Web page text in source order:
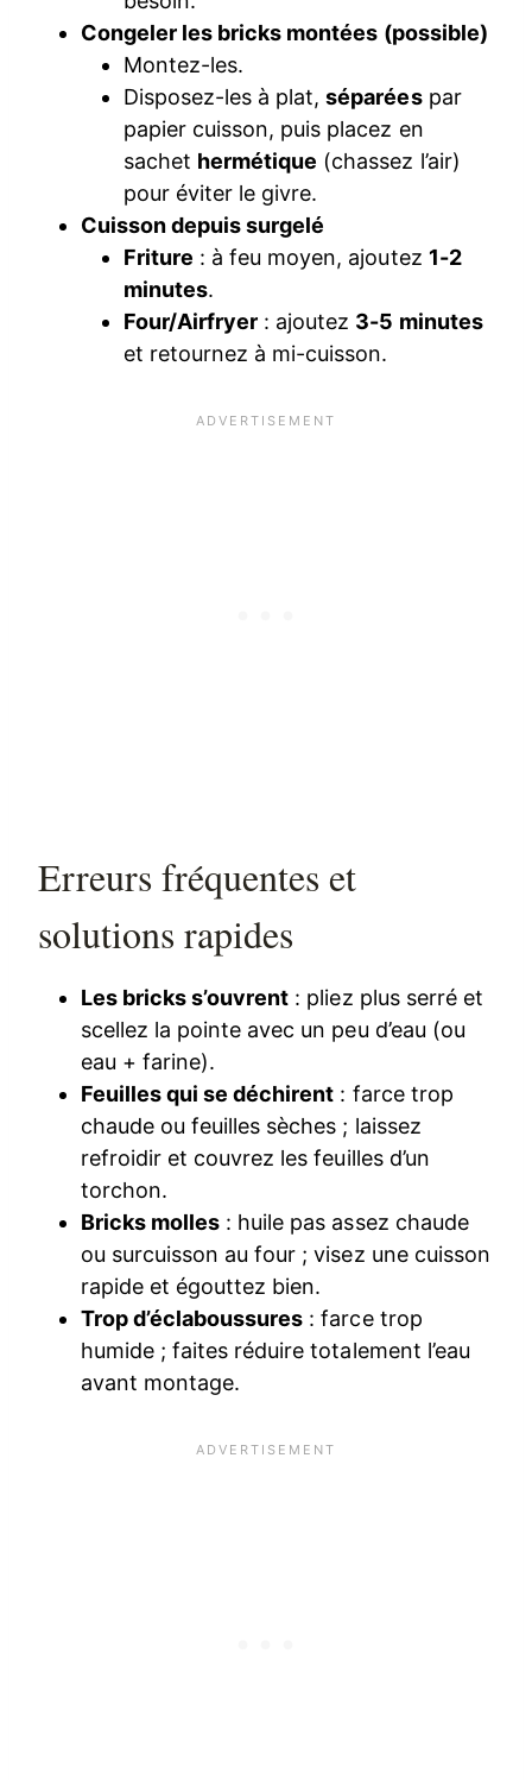
Congeler les bricks montées (possible)
Montez-les.
Disposez-les à plat,séparéespar
papier cuisson, puis placez en
sachet hermétique (chassez l’air)
pour éviter le givre.
Cuisson depuis surgelé
Friture : à feu moyen, ajoutez 1-2
minutes.
Four/Airfryer : ajoutez 3-5 minutes
et retournez à mi-cuisson.
Erreurs fréquentes et
solutions rapides
Les bricks s’ouvrent : pliez plus serré et
scellez la pointe avec un peu d’eau (ou
eau + farine).
Feuilles qui se déchirent : farce trop
chaude ou feuilles sèches ; laissez
refroidir et couvrez les feuilles d’un
torchon.
Bricks molles : huile pas assez chaude
ou surcuisson au four ; visez une cuisson
rapide et égouttez bien.
Trop d’éclaboussures : farce trop
humide ; faites réduire totalement l’eau
avant montage.